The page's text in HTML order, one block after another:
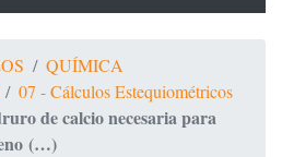
QUÍMICA
07 - Cálculos Estequiométricos
de calcio necesaria para
(…)